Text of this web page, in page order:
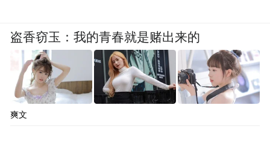
盗香窃玉：我的青春就是赌出来的
爽文